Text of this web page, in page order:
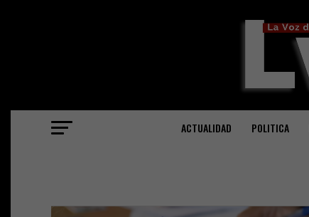
ACTUALIDAD POLITICA